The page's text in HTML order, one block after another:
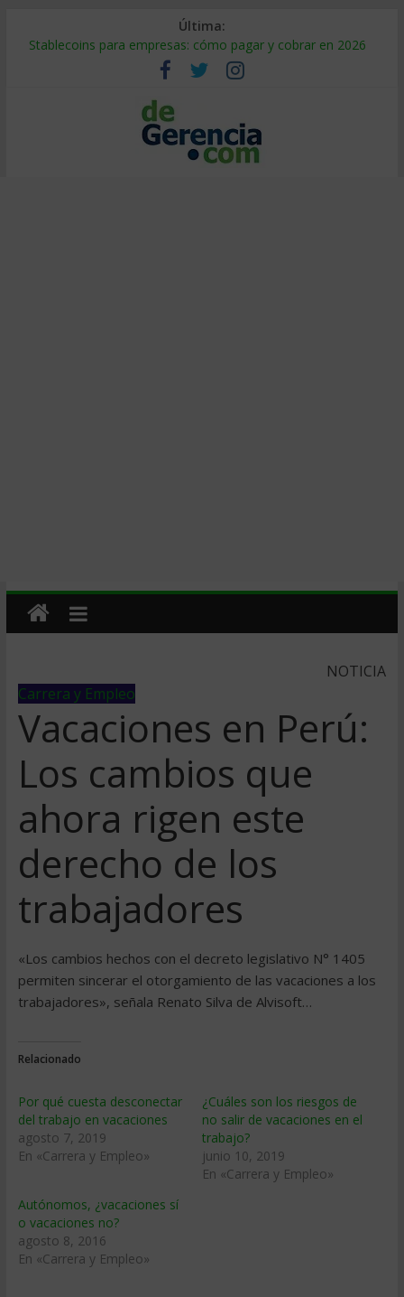
Última:
Stablecoins para empresas: cómo pagar y cobrar en 2026
Despido silencioso: qué es y por qué sale tan caro
IA en selección de personal: cómo auditarla a tiempo
Trabajo forzoso en la cadena de suministro: qué hacer
Mercado hispano de EE. UU.: cómo segmentarlo y venderle
NOTICIA
Carrera y Empleo
Vacaciones en Perú:
Los cambios que
ahora rigen este
derecho de los
trabajadores
«Los cambios hechos con el decreto legislativo N° 1405
permiten sincerar el otorgamiento de las vacaciones a los
trabajadores», señala Renato Silva de Alvisoft…
Relacionado
Por qué cuesta desconectar
del trabajo en vacaciones
agosto 7, 2019
En «Carrera y Empleo»
¿Cuáles son los riesgos de
no salir de vacaciones en el
trabajo?
junio 10, 2019
En «Carrera y Empleo»
Autónomos, ¿vacaciones sí
o vacaciones no?
agosto 8, 2016
En «Carrera y Empleo»